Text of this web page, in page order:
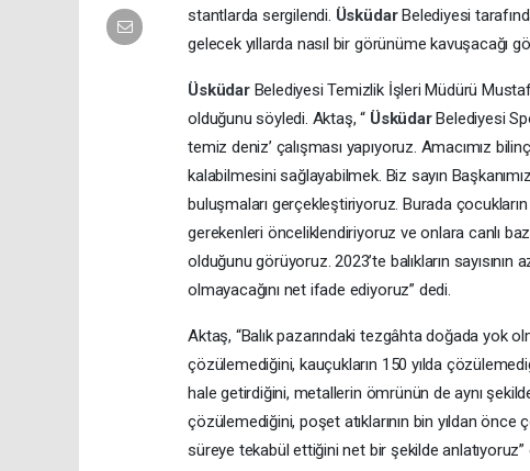
stantlarda sergilendi. ÜsküdarBelediyesi
gelecek yıllarda nasıl bir görünüme kavuşacağı
Üsküdar Belediyesi Temizlik İşleri Müdürü
olduğunu söyledi. Aktaş, “ ÜsküdarBelediyesi
temiz deniz’ çalışması yapıyoruz. Amacımız
kalabilmesini sağlayabilmek. Biz sayın
buluşmaları gerçekleştiriyoruz. Burada
gerekenleri önceliklendiriyoruz ve onlara canlı
olduğunu görüyoruz. 2023’te balıkların sayısının
olmayacağını net ifade ediyoruz” dedi.
Aktaş, “Balık pazarındaki tezgâhta doğada yok
çözülemediğini, kauçukların 150 yılda
hale getirdiğini, metallerin ömrünün de aynı
çözülemediğini, poşet atıklarının bin yıldan önce
süreye tekabül ettiğini net bir şekilde anlatıyoruz”